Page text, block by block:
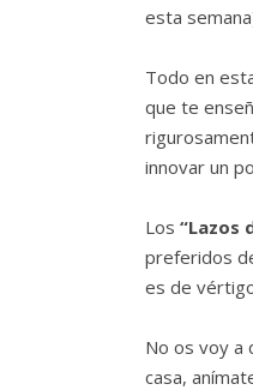
esta
Todo en
que te
innovar un
Los “Lazos
preferidos
es de
No os voy a
casa,